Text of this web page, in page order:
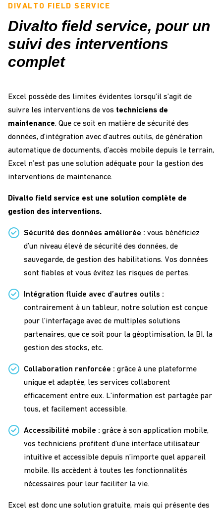
DIVALTO FIELD SERVICE
Divalto field service, pour un
suivi des interventions
complet
Excel possède des limites évidentes lorsqu’il s’agit de
suivre les interventions de vos techniciens de
maintenance. Que ce soit en matière de sécurité des
données, d’intégration avec d’autres outils, de génération
automatique de documents, d’accès mobile depuis le terrain,
Excel n’est pas une solution adéquate pour la gestion des
interventions de maintenance.
Divalto field service est une solution complète de
gestion des interventions.
Sécurité des données améliorée : vous bénéficiez
d’un niveau élevé de sécurité des données, de
sauvegarde, de gestion des habilitations. Vos données
sont fiables et vous évitez les risques de pertes.
Intégration fluide avec d’autres outils :
contrairement à un tableur, notre solution est conçue
pour l’interfaçage avec de multiples solutions
partenaires, que ce soit pour la géoptimisation, la BI, la
gestion des stocks, etc.
Collaboration renforcée : grâce à une plateforme
unique et adaptée, les services collaborent
efficacement entre eux. L’information est partagée par
tous, et facilement accessible.
Accessibilité mobile : grâce à son application mobile,
vos techniciens profitent d’une interface utilisateur
intuitive et accessible depuis n’importe quel appareil
mobile. Ils accèdent à toutes les fonctionnalités
nécessaires pour leur faciliter la vie.
Excel est donc une solution gratuite, mais qui présente des